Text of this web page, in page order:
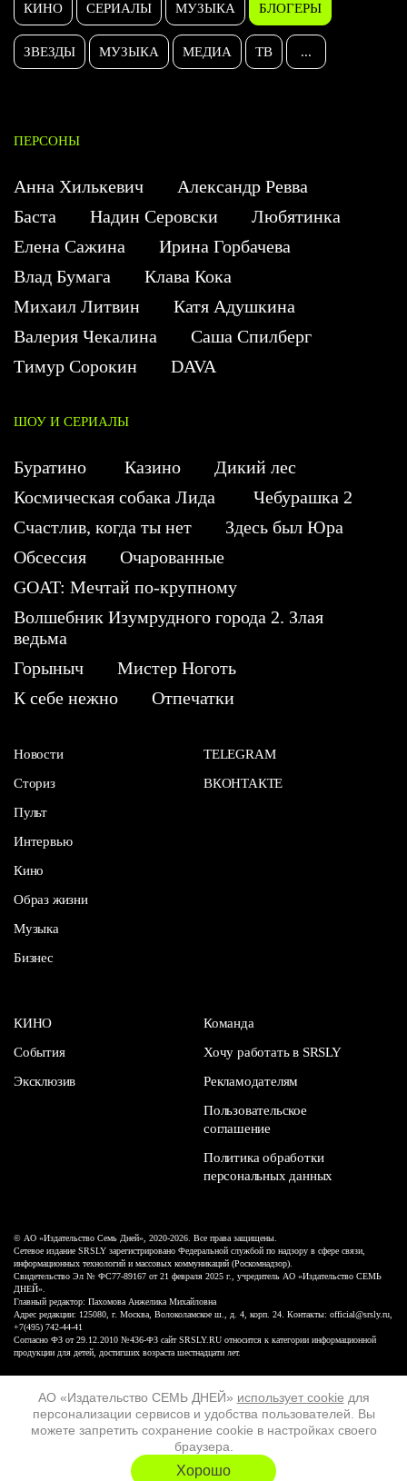
АО «Издательство СЕМЬ ДНЕЙ» использует cookie для
персонализации сервисов и удобства пользователей. Вы
можете запретить сохранение cookie в настройках своего
браузера.
Хорошо
КИНО СЕРИАЛЫ МУЗЫКА БЛОГЕРЫ
ЗВЕЗДЫ МУЗЫКА МЕДИА ТВ ...
ПЕРСОНЫ
Анна Хилькевич
Александр Ревва
Баста
Надин Серовски
Любятинка
Елена Сажина
Ирина Горбачева
Влад Бумага
Клава Кока
Михаил Литвин
Катя Адушкина
Валерия Чекалина
Саша Спилберг
Тимур Сорокин
DAVA
ШОУ И СЕРИАЛЫ
Буратино Казино
Дикий лес
Космическая собака Лида
Чебурашка 2
Счастлив, когда ты нет
Здесь был Юра
Обсессия
Очарованные
GOAT: Мечтай по-крупному
Волшебник Изумрудного города 2. Злая
ведьма
Горыныч
Мистер Ноготь
К себе нежно
Отпечатки
Новости
Сториз
Пульт
Интервью
Кино
Образ жизни
Музыка
Бизнес
TELEGRAM
ВКОНТАКТЕ
КИНО
События
Эксклюзив
Команда
Хочу работать в SRSLY
Рекламодателям
Пользовательское
соглашение
Политика обработки
персональных данных
16+
© АО «Издательство Семь Дней», 2020-2026. Все права защищены.
Сетевое издание SRSLY зарегистрировано Федеральной службой по надзору в сфере связи,
информационных технологий и массовых коммуникаций (Роскомнадзор).
Свидетельство Эл № ФС77-89167 от 21 февраля 2025 г., учредитель АО «Издательство СЕМЬ
ДНЕЙ».
Главный редактор: Пахомова Анжелика Михайловна
Адрес редакции: 125080, г. Москва, Волоколамское ш., д. 4, корп. 24. Контакты: official@srsly.ru,
+7(495) 742-44-41
Согласно ФЗ от 29.12.2010 №436-ФЗ сайт SRSLY.RU относится к категории информационной
продукции для детей, достигших возраста шестнадцати лет.
ХОЧУ ЕЩЁ